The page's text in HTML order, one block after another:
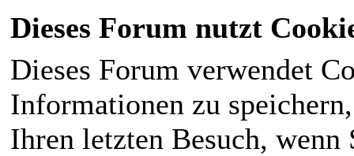
Dieses Forum nutzt
Dieses Forum verwendet
Informationen zu
Ihren letzten Besuch,